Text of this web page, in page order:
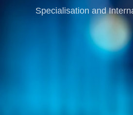
Specialisation and